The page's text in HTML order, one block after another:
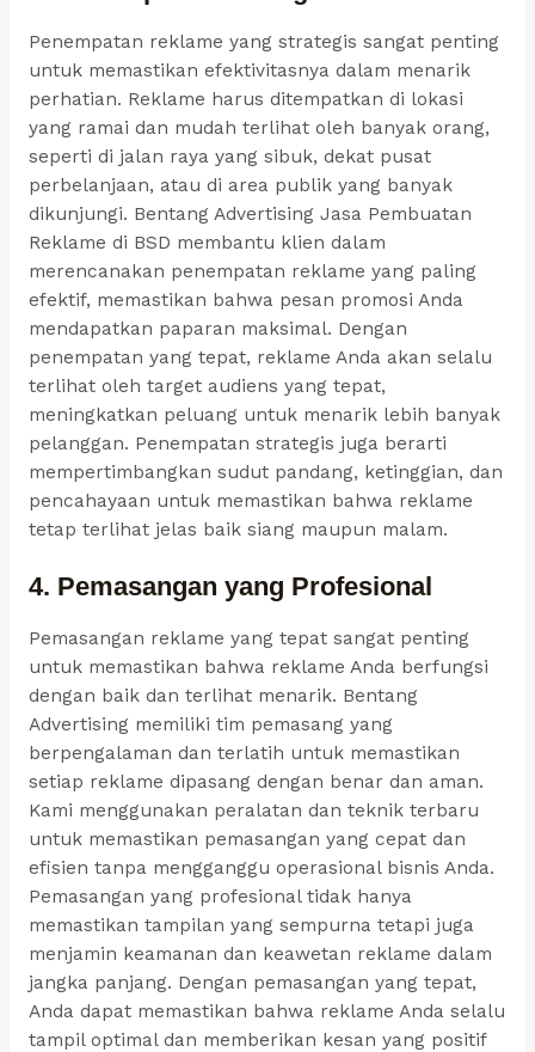
Penempatan reklame yang strategis sangat penting
untuk memastikan efektivitasnya dalam menarik
perhatian. Reklame harus ditempatkan di lokasi
yang ramai dan mudah terlihat oleh banyak orang,
seperti di jalan raya yang sibuk, dekat pusat
perbelanjaan, atau di area publik yang banyak
dikunjungi. Bentang Advertising Jasa Pembuatan
Reklame di BSD membantu klien dalam
merencanakan penempatan reklame yang paling
efektif, memastikan bahwa pesan promosi Anda
mendapatkan paparan maksimal. Dengan
penempatan yang tepat, reklame Anda akan selalu
terlihat oleh target audiens yang tepat,
meningkatkan peluang untuk menarik lebih banyak
pelanggan. Penempatan strategis juga berarti
mempertimbangkan sudut pandang, ketinggian, dan
pencahayaan untuk memastikan bahwa reklame
tetap terlihat jelas baik siang maupun malam.
4. Pemasangan yang Profesional
Pemasangan reklame yang tepat sangat penting
untuk memastikan bahwa reklame Anda berfungsi
dengan baik dan terlihat menarik. Bentang
Advertising memiliki tim pemasang yang
berpengalaman dan terlatih untuk memastikan
setiap reklame dipasang dengan benar dan aman.
Kami menggunakan peralatan dan teknik terbaru
untuk memastikan pemasangan yang cepat dan
efisien tanpa mengganggu operasional bisnis Anda.
Pemasangan yang profesional tidak hanya
memastikan tampilan yang sempurna tetapi juga
menjamin keamanan dan keawetan reklame dalam
jangka panjang. Dengan pemasangan yang tepat,
Anda dapat memastikan bahwa reklame Anda selalu
tampil optimal dan memberikan kesan yang positif